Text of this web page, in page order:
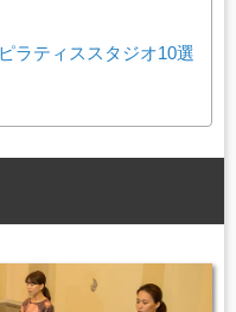
ラティススタジオ10選